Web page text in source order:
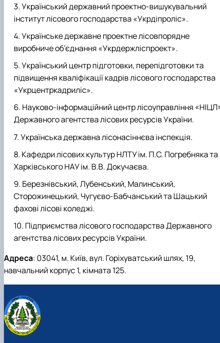
Український державний проектно-вишукувальний
інститут лісового господарства «Укрдіпроліс».
Українське державне проектне лісовпорядне
виробниче об’єднання «Укрдержліспроект».
Український центр підготовки, перепідготовки та
підвищення кваліфікації кадрів лісового господарства
«Укрцентркадриліс».
Науково-інформаційний центр лісоуправління
Державного агентства лісових ресурсів України.
Українська державна лісонасіннєва інспекція.
Кафедри лісових культур НЛТУ ім. П.С. Погребняка та
Харківського НАУ ім. В.В. Докучаєва.
Березнівський, Лубенський, Малинський,
Сторожинецький, Чугуєво-Бабчанський та Шацький
фахові лісові коледжі.
Підприємства лісового господарства Державного
агентства лісових ресурсів України.
Адреса: 03041, м. Київ, вул. Горіхуватський шлях, 19,
навчальний корпус 1, кімната 125.